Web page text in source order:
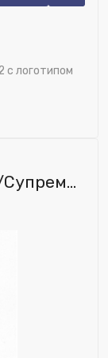
с логотипом
mag1c:
подключения